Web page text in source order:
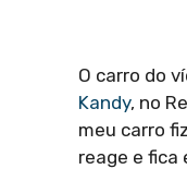
O carro do
Kandy, no
meu carro
reage e fica